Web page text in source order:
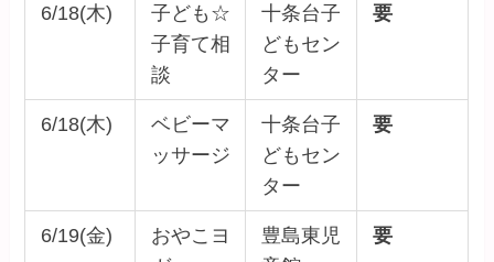
6/18(木)
子ども☆
子育て相
談
十条台子
どもセン
ター
要
6/18(木)
ベビーマ
ッサージ
十条台子
どもセン
ター
要
6/19(金)
おやこヨ
豊島東児
要